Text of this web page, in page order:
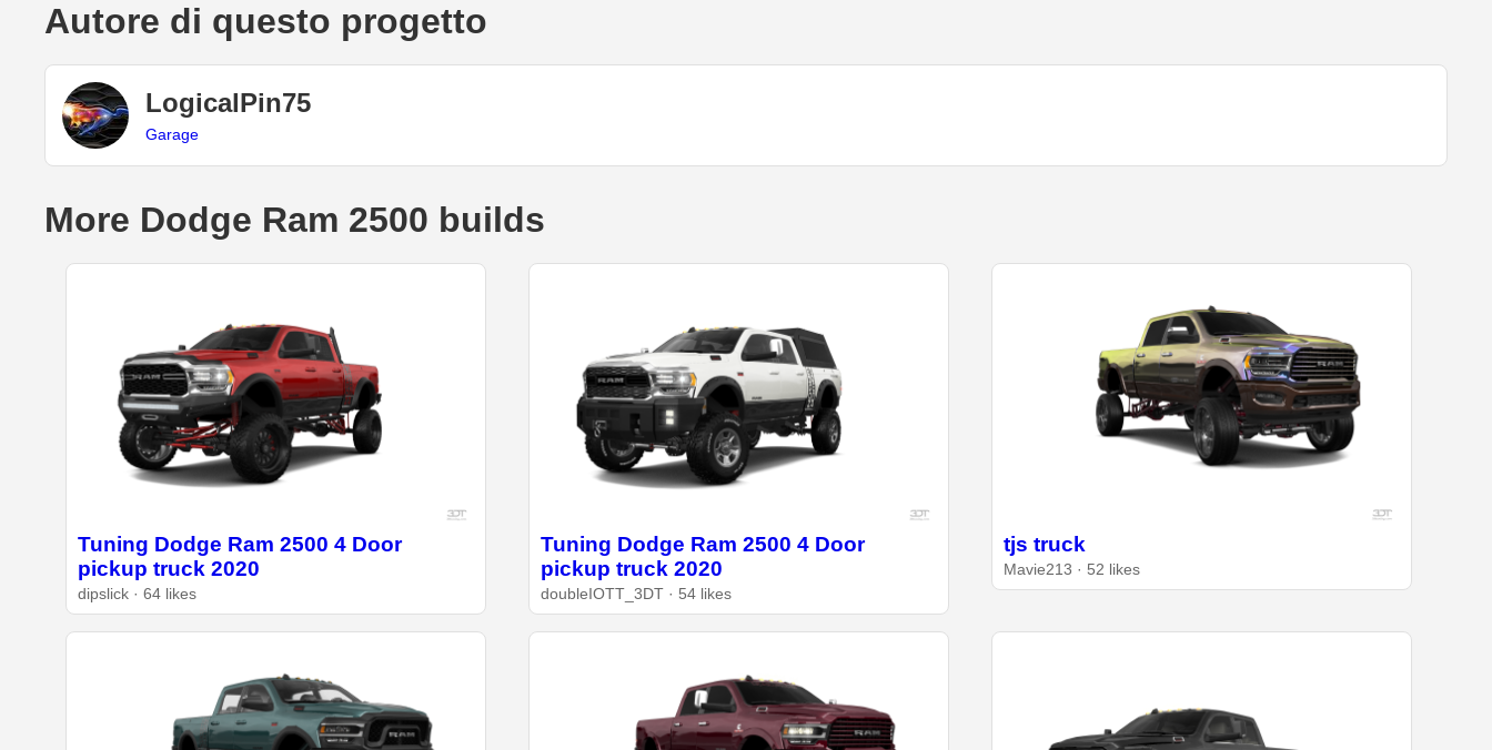
Autore di questo progetto
LogicalPin75
Garage
More Dodge Ram 2500 builds
Tuning Dodge Ram 2500 4 Door
pickup truck 2020
dipslick · 64 likes
Tuning Dodge Ram 2500 4 Door
pickup truck 2020
doubleIOTT_3DT · 54 likes
tjs truck
Mavie213 · 52 likes